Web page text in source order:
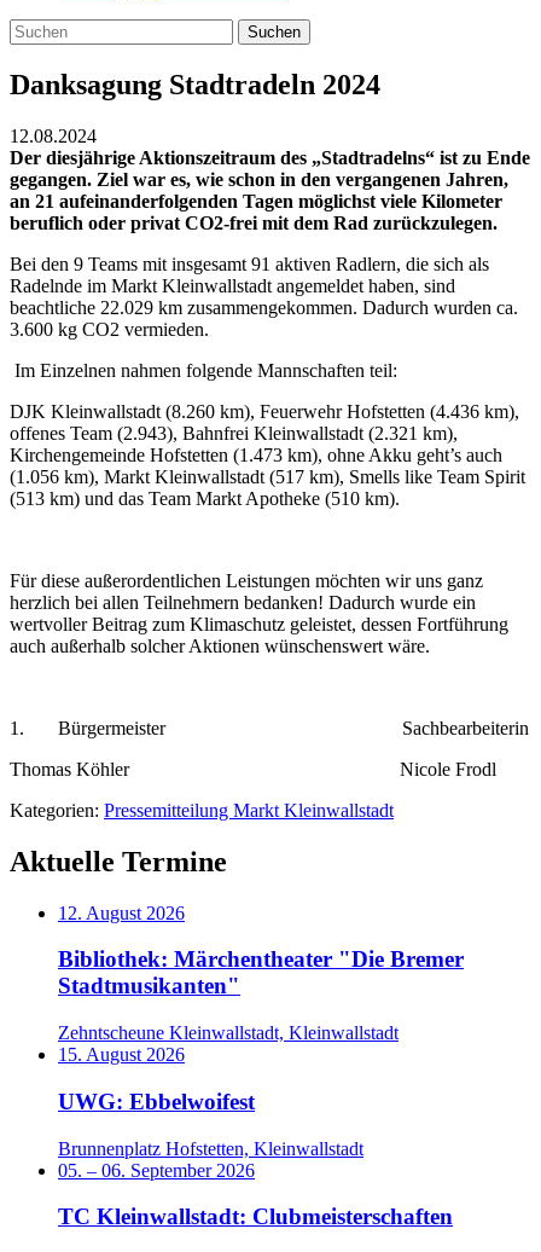
Suchen
Danksagung Stadtradeln 2024
12.08.2024
Der diesjährige Aktionszeitraum des „Stadtradelns“ ist zu Ende
gegangen. Ziel war es, wie schon in den vergangenen Jahren,
an 21 aufeinanderfolgenden Tagen möglichst viele Kilometer
beruflich oder privat CO2-frei mit dem Rad zurückzulegen.
Bei den 9 Teams mit insgesamt 91 aktiven Radlern, die sich als
Radelnde im Markt Kleinwallstadt angemeldet haben, sind
beachtliche 22.029 km zusammengekommen. Dadurch wurden ca.
3.600 kg CO2 vermieden.
Im Einzelnen nahmen folgende Mannschaften teil:
DJK Kleinwallstadt (8.260 km), Feuerwehr Hofstetten (4.436 km),
offenes Team (2.943), Bahnfrei Kleinwallstadt (2.321 km),
Kirchengemeinde Hofstetten (1.473 km), ohne Akku geht’s auch
(1.056 km), Markt Kleinwallstadt (517 km), Smells like Team Spirit
(513 km) und das Team Markt Apotheke (510 km).
Für diese außerordentlichen Leistungen möchten wir uns ganz
herzlich bei allen Teilnehmern bedanken! Dadurch wurde ein
wertvoller Beitrag zum Klimaschutz geleistet, dessen Fortführung
auch außerhalb solcher Aktionen wünschenswert wäre.
1. Bürgermeister Sachbearbeiterin
Thomas Köhler Nicole Frodl
Kategorien: Pressemitteilung Markt Kleinwallstadt
Aktuelle Termine
12. August 2026
Bibliothek: Märchentheater "Die Bremer
Stadtmusikanten"
Zehntscheune Kleinwallstadt, Kleinwallstadt
15. August 2026
UWG: Ebbelwoifest
Brunnenplatz Hofstetten, Kleinwallstadt
05. – 06. September 2026
TC Kleinwallstadt: Clubmeisterschaften